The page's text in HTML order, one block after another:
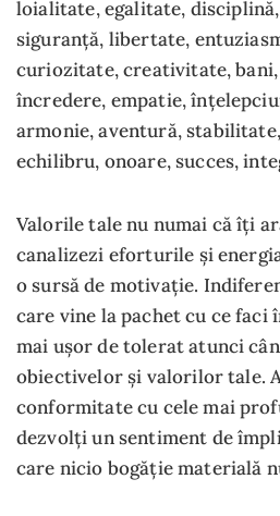
loialitate, egalitate,
siguranță, libertate,
curiozitate, creativitate,
încredere, empatie,
armonie, aventură,
echilibru, onoare, succes,
Valorile tale nu numai că îți
canalizezi eforturile și
o sursă de motivație.
care vine la pachet cu ce faci
mai ușor de tolerat atunci
obiectivelor și valorilor tale.
conformitate cu cele mai
dezvolți un sentiment de
care nicio bogăție materială